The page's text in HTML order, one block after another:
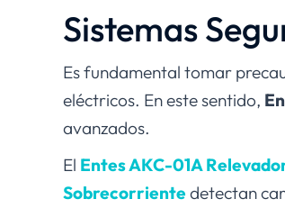
Sistemas
Es fundamental tomar
eléctricos. En este sentido,
avanzados.
El Entes AKC-01A
Sobrecorrientedetectan